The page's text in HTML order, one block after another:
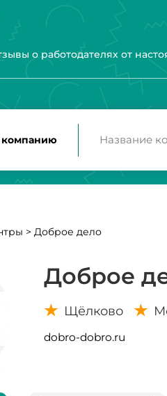
о работодателях от
компанию
> Доброе дело
Доброе
Щёлково
dobro-dobro.ru